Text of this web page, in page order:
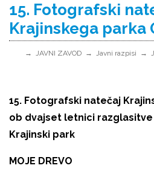
15. Fotografski
Krajinskega parka
JAVNI ZAVOD Javni razpisi
15. Fotografski natečaj
ob dvajset letnici razglasitve
Krajinski park
MOJE DREVO